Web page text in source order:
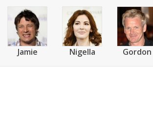
Jamie Nigella Gordon